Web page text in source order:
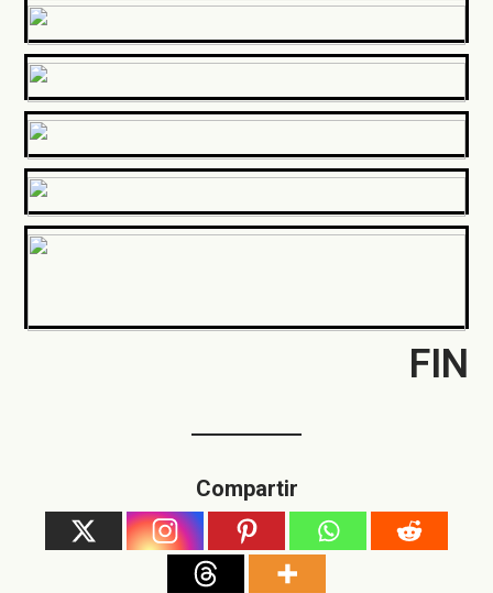
FIN
Compartir